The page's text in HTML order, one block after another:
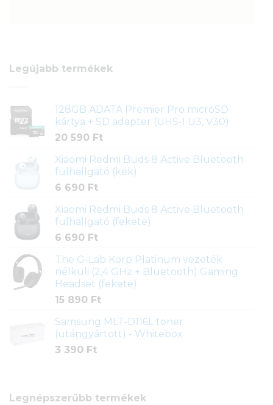
Legújabb termékek
128GB ADATA Premier Pro microSD
kártya + SD adapter (UHS-I U3, V30)
20 590 Ft
Xiaomi Redmi Buds 8 Active Bluetooth
fülhallgató (kék)
6 690 Ft
Xiaomi Redmi Buds 8 Active Bluetooth
fülhallgató (fekete)
6 690 Ft
The G-Lab Korp Platinum vezeték
nélküli (2,4 GHz + Bluetooth) Gaming
Headset (fekete)
15 890 Ft
Samsung MLT-D116L toner
(utángyártott) - Whitebox
3 390 Ft
Legnépszerűbb termékek